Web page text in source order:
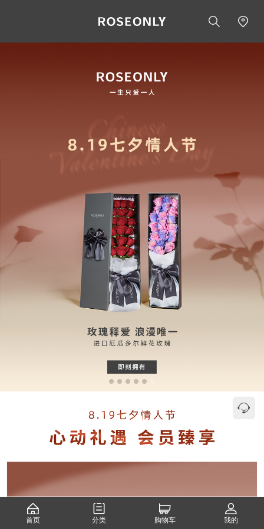
首页 分类 购物车 我的